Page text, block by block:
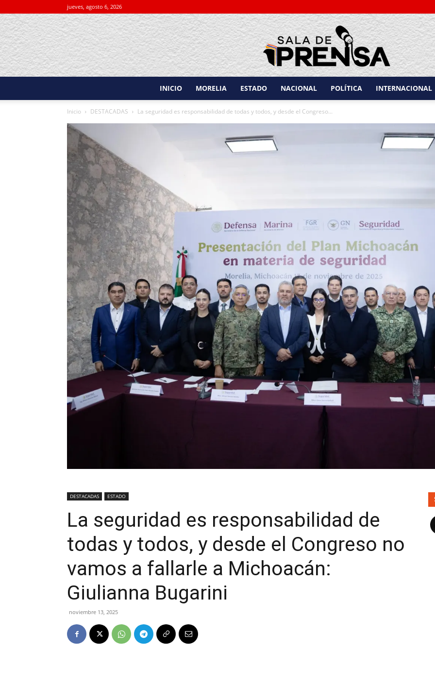
jueves, agosto 6, 2026
Prensa
Noticias
INICIO MORELIA ESTADO NACIONAL POLÍTICA INTERNACIONAL
Inicio DESTACADAS La seguridad es responsabilidad de todas y todos, y desde el Congreso...
DESTACADAS ESTADO
La seguridad es responsabilidad de
todas y todos, y desde el Congreso no
vamos a fallarle a Michoacán:
Giulianna Bugarini
noviembre 13, 2025